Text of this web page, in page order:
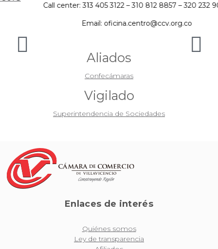
Call center: 313 405 3122 – 310 812 8857 – 320 232 9078
Email: oficina.centro@ccv.org.co
Aliados
Confecámaras
Vigilado
Superintendencia de Sociedades
Enlaces de interés
Quiénes somos
Ley de transparencia